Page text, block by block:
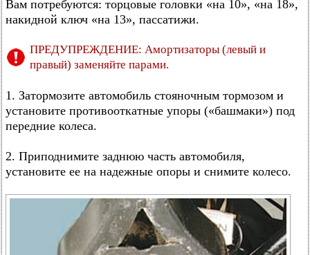
Вам потребуются: торцовые головки «на 10», «на 18»,
накидной ключ «на 13», пассатижи.
ПРЕДУПРЕЖДЕНИЕ: Амортизаторы (левый и
правый) заменяйте парами.
1. Затормозите автомобиль стояночным тормозом и
установите противооткатные упоры («башмаки») под
передние колеса.
2. Приподнимите заднюю часть автомобиля,
установите ее на надежные опоры и снимите колесо.